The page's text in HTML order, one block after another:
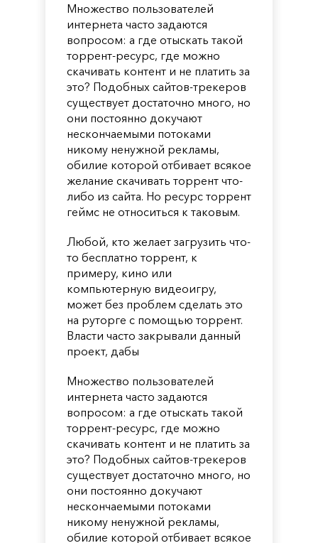
Множество пользователей
интернета часто задаются
вопросом: а где отыскать такой
торрент-ресурс, где можно
скачивать контент и не платить за
это? Подобных сайтов-трекеров
существует достаточно много, но
они постоянно докучают
нескончаемыми потоками
никому ненужной рекламы,
обилие которой отбивает всякое
желание скачивать торрент что-
либо из сайта. Но ресурс торрент
геймс не относиться к таковым.
Любой, кто желает загрузить что-
то бесплатно торрент, к
примеру, кино или
компьютерную видеоигру,
может без проблем сделать это
на руторге с помощью торрент.
Власти часто закрывали данный
проект, дабы
Множество пользователей
интернета часто задаются
вопросом: а где отыскать такой
торрент-ресурс, где можно
скачивать контент и не платить за
это? Подобных сайтов-трекеров
существует достаточно много, но
они постоянно докучают
нескончаемыми потоками
никому ненужной рекламы,
обилие которой отбивает всякое